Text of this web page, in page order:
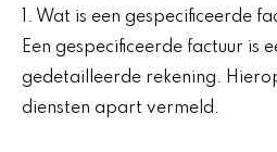
1. Wat is een gespecificeerde
Een gespecificeerde factuur is
gedetailleerde rekening.
diensten apart vermeld.